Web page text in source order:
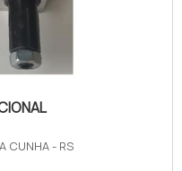
CUNHA - RS